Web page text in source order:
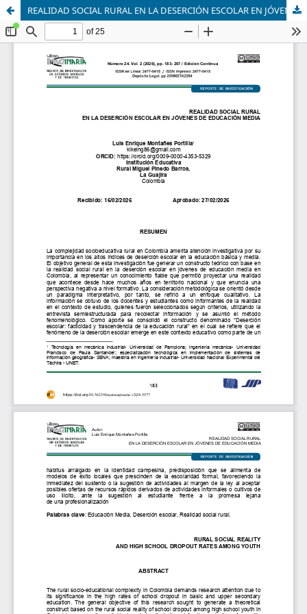
REALIDAD SOCIAL RURAL EN LA DESERCIÓN ESCOLAR EN JÓVENES DE EDUCACIÓN MEDIA